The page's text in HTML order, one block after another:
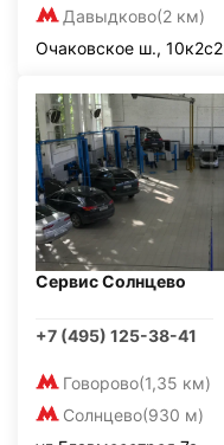
Давыдково(2 км)
Очаковское ш., 10к2с2
Сервис Солнцево
+7 (495) 125-38-41
Говорово(1,35 км)
Солнцево(930 м)